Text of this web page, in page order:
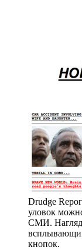
Drudge
уловок
СМИ.
кнопок.